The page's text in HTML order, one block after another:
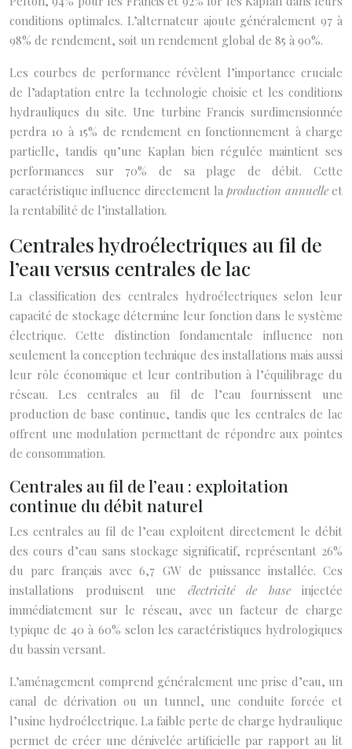
conditions optimales. L’alternateur ajoute généralement 97 à
98% de rendement, soit un rendement global de 85 à 90%.
Les courbes de performance révèlent l’importance cruciale
de l’adaptation entre la technologie choisie et les conditions
hydrauliques du site. Une turbine Francis surdimensionnée
perdra 10 à 15% de rendement en fonctionnement à charge
partielle, tandis qu’une Kaplan bien régulée maintient ses
performances sur 70% de sa plage de débit. Cette
caractéristique influence directement la production annuelleet
la rentabilité de l’installation.
Centrales hydroélectriques au fil de
l’eau versus centrales de lac
La classification des centrales hydroélectriques selon leur
capacité de stockage détermine leur fonction dans le système
électrique. Cette distinction fondamentale influence non
seulement la conception technique des installations mais aussi
leur rôle économique et leur contribution à l’équilibrage du
réseau. Les centrales au fil de l’eau fournissent une
production de base continue, tandis que les centrales de lac
offrent une modulation permettant de répondre aux pointes
de consommation.
Centrales au fil de l’eau : exploitation
continue du débit naturel
Les centrales au fil de l’eau exploitent directement le débit
des cours d’eau sans stockage significatif, représentant 26%
du parc français avec 6,7 GW de puissance installée. Ces
installations produisent une électricité de base injectée
immédiatement sur le réseau, avec un facteur de charge
typique de 40 à 60% selon les caractéristiques hydrologiques
du bassin versant.
L’aménagement comprend généralement une prise d’eau, un
canal de dérivation ou un tunnel, une conduite forcée et
l’usine hydroélectrique. La faible perte de charge hydraulique
permet de créer une dénivelée artificielle par rapport au lit